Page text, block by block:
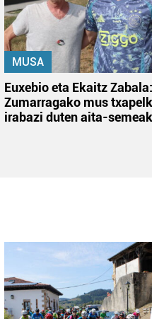
MUSA
Euxebio eta Ekaitz Zabala:
Zumarragako mus
irabazi duten aita-semeak